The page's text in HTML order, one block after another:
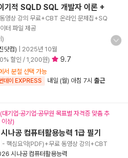
적 SQLD SQL 개발자 이론 +
영상 강의 무료+CBT 온라인 문제집+SQ
터 파일 제공
)
닷컴)
2025년 10월
할인 / 1,200원) 9.7
서 분철 선택 가능
데이 EXPRESS 내일 (월) 아침 7시 출근
기업·공기업·공무원 목표별 자격증 맞춤 추
상)
나공 컴퓨터활용능력 1급 필기
- 핵심요약(PDF)+무료 동영상 강의+CBT
시나공 컴퓨터활용능력